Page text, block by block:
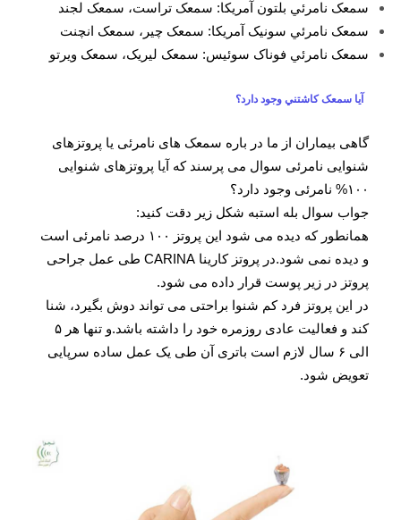
سمعک نامرئي بلتون آمريکا: سمعک تراست، سمعک لجند
سمعک نامرئي سونيک آمريکا: سمعک چير، سمعک انچنت
سمعک نامرئي فوناک سوئيس: سمعک ليريک، سمعک ويرتو
آیا سمعک کاشتني وجود دارد؟
گاهی بیماران از ما در باره سمعک های نامرئی یا پروتزهای
شنوایی نامرئی سوال می پرسند که آیا پروتزهای شنوایی
۱۰۰% نامرئی وجود دارد؟
جواب سوال بله استبه شکل زیر دقت کنید:
همانطور که دیده می شود این پروتز ۱۰۰ درصد نامرئی است
و دیده نمی شود.در پروتز کارینا CARINA طی عمل جراحی
پروتز در زیر پوست قرار داده می شود.
در این پروتز فرد کم شنوا براحتی می تواند دوش بگیرد، شنا
کند و فعالیت عادی روزمره خود را داشته باشد.و تنها هر ۵
الی ۶ سال لازم است باتری آن طی یک عمل ساده سرپایی
تعویض شود.